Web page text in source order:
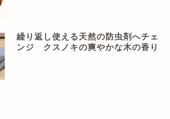
繰り返し使える天然の防虫剤へチェ
ンジ クスノキの爽やかな木の香り